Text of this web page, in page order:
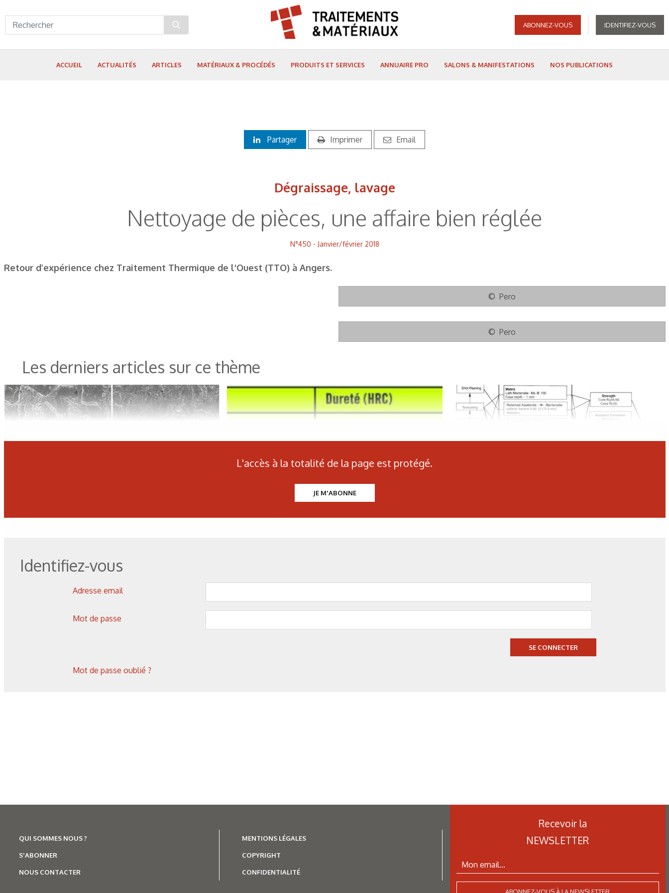
ABONNEZ-VOUS IDENTIFIEZ-VOUS
ACCUEIL ACTUALITÉS ARTICLES MATÉRIAUX & PROCÉDÉS PRODUITS ET SERVICES ANNUAIRE PRO SALONS & MANIFESTATIONS NOS PUBLICATIONS
Partager Imprimer Email
Dégraissage, lavage
Nettoyage de pièces, une affaire bien réglée
N°450 - Janvier/février 2018
Retour d’expérience chez Traitement Thermique de l'Ouest (TTO) à Angers.
© Pero
© Pero
Les derniers articles sur ce thème
de titane : revue des principales
techniques d’analyse
thermiques : une approche multi-
L'accès à la totalité de la page est protégé.
JE M'ABONNE
Identifiez-vous
Adresse email
Mot de passe
SE CONNECTER
Mot de passe oublié ?
QUI SOMMES NOUS ?
S'ABONNER
NOUS CONTACTER
MENTIONS LÉGALES
COPYRIGHT
CONFIDENTIALITÉ
Recevoir la
NEWSLETTER